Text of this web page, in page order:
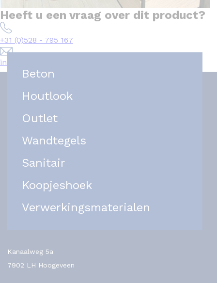
Heeft u een vraag over dit product?
+31 (0)528 - 795 167
info@het-tegelplein.nl
Beton
Houtlook
Outlet
Wandtegels
Sanitair
Koopjeshoek
Verwerkingsmaterialen
Kanaalweg 5a
7902 LH Hoogeveen